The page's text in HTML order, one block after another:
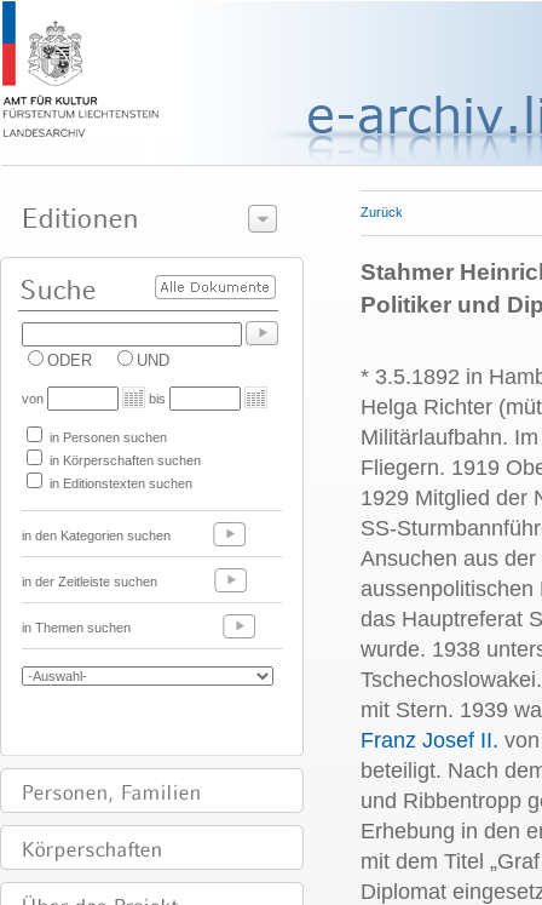
ODER UND
von bis
in Personen suchen
in Körperschaften suchen
in Editionstexten suchen
in den Kategorien suchen
in der Zeitleiste suchen
in Themen suchen
Zurück
Stahmer
Politiker und
* 3.5.1892 in
Helga Richter
Militärlaufbahn.
Fliegern. 1919
1929 Mitglied der
SS-
Ansuchen aus
aussenpolitischen
das Hauptreferat
wurde. 1938
mit Stern. 1939
Franz Josef II.
beteiligt. Nach
und Ribbentropp
Erhebung in den
mit dem Titel
Diplomat